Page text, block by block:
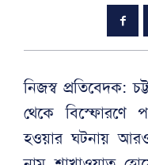
নিজস্ব প্রতিবেদক:
থেকে বিস্ফোরণে
হওয়ার ঘটনায়